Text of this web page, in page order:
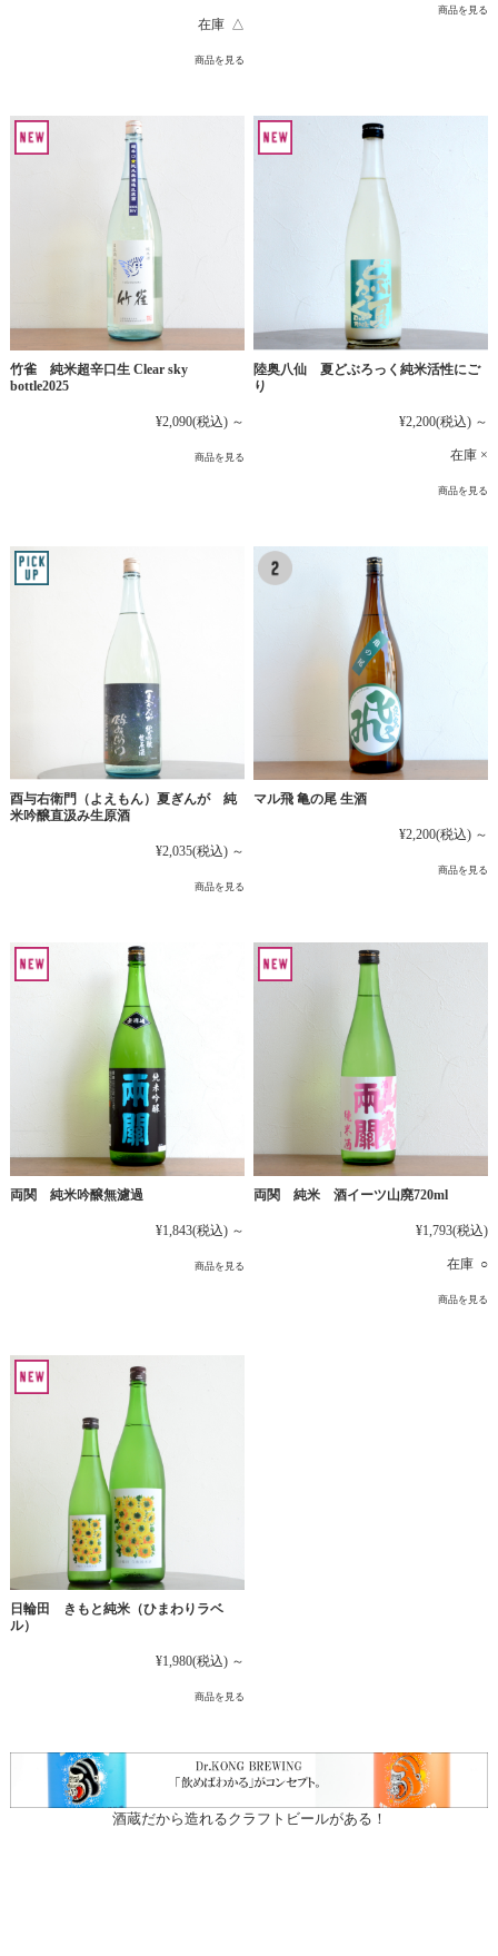
在庫 △
商品を見る
商品を見る
竹雀 純米超辛口生 Clear sky
bottle2025
¥2,090(税込) ～
商品を見る
陸奥八仙 夏どぶろっく純米活性にご
り
¥2,200(税込) ～
在庫 ×
商品を見る
酉与右衛門（よえもん）夏ぎんが 純
米吟醸直汲み生原酒
¥2,035(税込) ～
商品を見る
マル飛 亀の尾 生酒
¥2,200(税込) ～
商品を見る
両関 純米吟醸無濾過
¥1,843(税込) ～
商品を見る
両関 純米 酒イーツ山廃720ml
¥1,793(税込)
在庫 ○
商品を見る
日輪田 きもと純米（ひまわりラベ
ル）
¥1,980(税込) ～
商品を見る
酒蔵だから造れるクラフトビールがある！